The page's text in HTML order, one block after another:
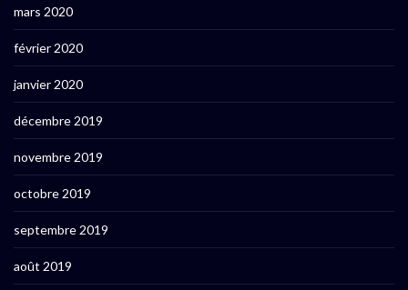
mars 2020
février 2020
janvier 2020
décembre 2019
novembre 2019
octobre 2019
septembre 2019
août 2019